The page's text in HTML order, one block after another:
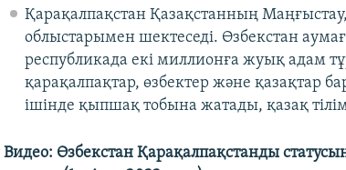
Қарақалпақстан Қазақстанның
облыстарымен шектеседі. Өзбекстан
республикада екі миллионға жуық адам
қарақалпақтар, өзбектер және қазақтар
ішінде қыпшақ тобына жатады, қазақ
Видео: Өзбекстан Қарақалпақстанды